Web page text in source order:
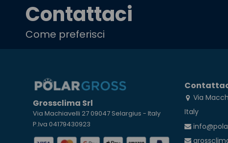
Contattaci
Come preferisci
Grossclima Srl
Via Machiavelli 27 09047 Selargius - Italy
P.Iva 04179430923
Via
Italy